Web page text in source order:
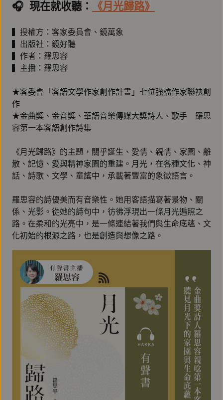
🎧️ 現在就收聽： 《月光歸路》
▍授權方：客家委員會、鏡萬象
▍出版社：鏡好聽
▍作者：羅思容
▍主播：羅思容
★客委會「客語文學作家創作計畫」七位強檔作家聯袂創
作
★金曲獎、金音獎、華語音樂傳媒大獎詩人、歌手 羅思
容第一本客語創作詩集
《月光歸路》的主題，關乎誕生、愛情、親情、家園、離
散、記憶、愛與精神家園的重建。月光，在各種文化、神
話、詩歌、文學、童謠中，承載著豐富的象徵語言。
羅思容的詩優美而有音樂性。她用客語描寫著景物、關
係、光影。從她的詩句中，彷彿浮現出一條月光遍照之
路。在柔和的光亮中，是一條連結著我們與生命底蘊、文
化初始的根源之路，也是創造與想像之路。